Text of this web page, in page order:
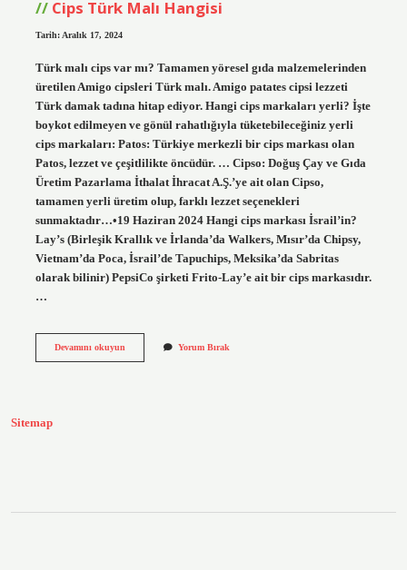
Cips Türk Malı Hangisi
Tarih: Aralık 17, 2024
Türk malı cips var mı? Tamamen yöresel gıda malzemelerinden
üretilen Amigo cipsleri Türk malı. Amigo patates cipsi lezzeti
Türk damak tadına hitap ediyor. Hangi cips markaları yerli? İşte
boykot edilmeyen ve gönül rahatlığıyla tüketebileceğiniz yerli
cips markaları: Patos: Türkiye merkezli bir cips markası olan
Patos, lezzet ve çeşitlilikte öncüdür. … Cipso: Doğuş Çay ve Gıda
Üretim Pazarlama İthalat İhracat A.Ş.’ye ait olan Cipso,
tamamen yerli üretim olup, farklı lezzet seçenekleri
sunmaktadır…•19 Haziran 2024 Hangi cips markası İsrail’in?
Lay’s (Birleşik Krallık ve İrlanda’da Walkers, Mısır’da Chipsy,
Vietnam’da Poca, İsrail’de Tapuchips, Meksika’da Sabritas
olarak bilinir) PepsiCo şirketi Frito-Lay’e ait bir cips markasıdır.
…
Devamını okuyunCips
Yorum Bırak
Sitemap